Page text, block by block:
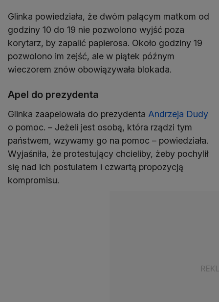
Glinka powiedziała, że dwóm palącym matkom od
godziny 10 do 19 nie pozwolono wyjść poza
korytarz, by zapalić papierosa. Około godziny 19
pozwolono im zejść, ale w piątek późnym
wieczorem znów obowiązywała blokada.
Apel do prezydenta
Glinka zaapelowała do prezydenta Andrzeja Dudy
o pomoc. – Jeżeli jest osobą, która rządzi tym
państwem, wzywamy go na pomoc – powiedziała.
Wyjaśniła, że protestujący chcieliby, żeby pochylił
się nad ich postulatem i czwartą propozycją
kompromisu.